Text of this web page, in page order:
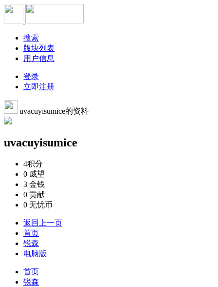
搜索
版块列表
用户信息
登录
立即注册
uvacuyisumice的资料
uvacuyisumice
4积分
0 威望
3 金钱
0 贡献
0 无忧币
返回上一页
首页
锐森
电脑版
首页
锐森